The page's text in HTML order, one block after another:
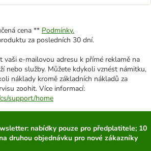
cena ** Podmínky.
za posledních 30 dní.
vaši e-mailovou adresu k přímé reklamě na
nebo služby. Můžete kdykoli vznést námitku,
náklady kromě základních nákladů za
zoohit. Více informací:
support/home
nabídky pouze pro předplatitele; 10
druhou objednávku pro nové zákazníky